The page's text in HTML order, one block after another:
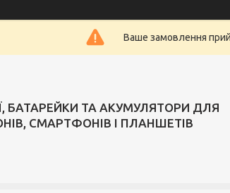
Ваше замовлення
БАТАРЕЙКИ ТА АКУМУЛЯТОРИ ДЛЯ
СМАРТФОНІВ І ПЛАНШЕТІВ